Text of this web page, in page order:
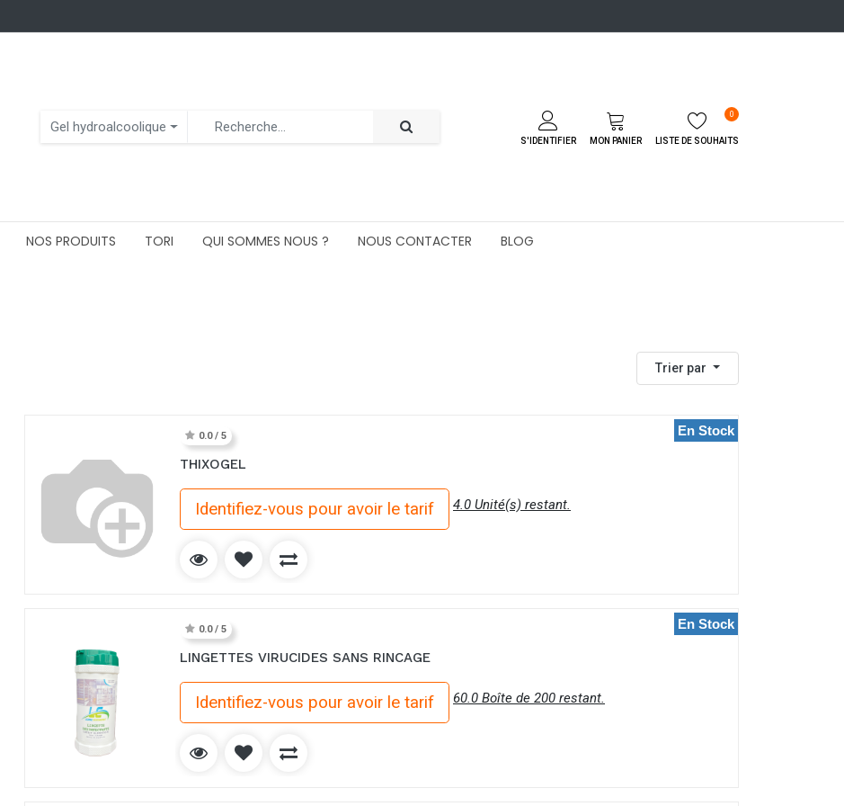
Gel hydroalcoolique
S'IDENTIFIER MON PANIER LISTE DE SOUHAITS
0
NOS PRODUITS TORI QUI SOMMES NOUS ? NOUS CONTACTER BLOG
Trier par
0.0 / 5
THIXOGEL
Identifiez-vous pour avoir le tarif 4.0 Unité(s) restant.
En Stock
0.0 / 5
LINGETTES VIRUCIDES SANS RINCAGE
Identifiez-vous pour avoir le tarif 60.0 Boîte de 200 restant.
En Stock